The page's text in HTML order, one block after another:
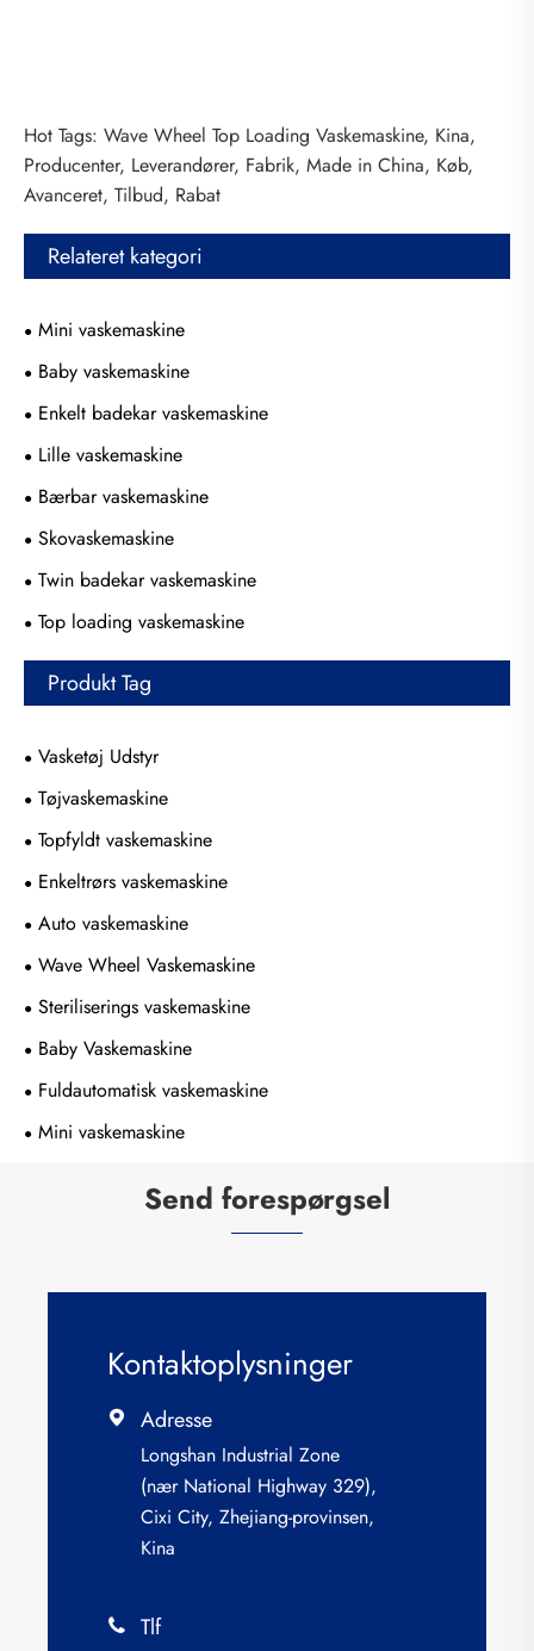
Hot Tags: Wave Wheel Top Loading Vaskemaskine, Kina,
Producenter, Leverandører, Fabrik, Made in China, Køb,
Avanceret, Tilbud, Rabat
Relateret kategori
Mini vaskemaskine
Baby vaskemaskine
Enkelt badekar vaskemaskine
Lille vaskemaskine
Bærbar vaskemaskine
Skovaskemaskine
Twin badekar vaskemaskine
Top loading vaskemaskine
Produkt Tag
Vasketøj Udstyr
Tøjvaskemaskine
Topfyldt vaskemaskine
Enkeltrørs vaskemaskine
Auto vaskemaskine
Wave Wheel Vaskemaskine
Steriliserings vaskemaskine
Baby Vaskemaskine
Fuldautomatisk vaskemaskine
Mini vaskemaskine
Send forespørgsel
Kontaktoplysninger
 Adresse
Longshan Industrial Zone
(nær National Highway 329),
Cixi City, Zhejiang-provinsen,
Kina
 Tlf